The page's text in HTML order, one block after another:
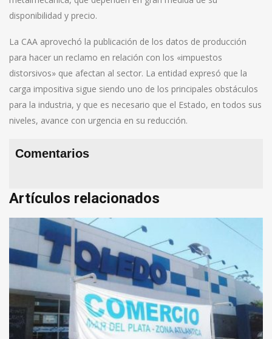
disponibilidad y precio.
La CAA aprovechó la publicación de los datos de producción
para hacer un reclamo en relación con los «impuestos
distorsivos» que afectan al sector. La entidad expresó que la
carga impositiva sigue siendo uno de los principales obstáculos
para la industria, y que es necesario que el Estado, en todos sus
niveles, avance con urgencia en su reducción.
Comentarios
Artículos relacionados